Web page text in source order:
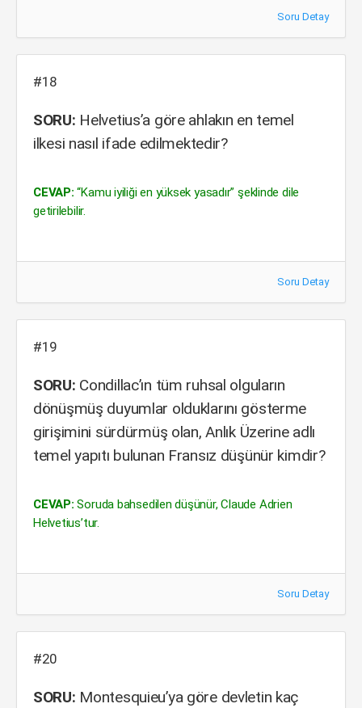
Soru Detay
#18
SORU: Helvetius’a göre ahlakın en temel
ilkesi nasıl ifade edilmektedir?
CEVAP: “Kamu iyiliği en yüksek yasadır” şeklinde dile
getirilebilir.
Soru Detay
#19
SORU: Condillac’ın tüm ruhsal olguların
dönüşmüş duyumlar olduklarını gösterme
girişimini sürdürmüş olan, Anlık Üzerine adlı
temel yapıtı bulunan Fransız düşünür kimdir?
CEVAP: Soruda bahsedilen düşünür, Claude Adrien
Helvetius’tur.
Soru Detay
#20
SORU: Montesquieu’ya göre devletin kaç